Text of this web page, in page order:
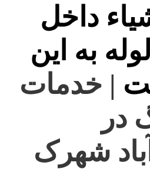
داخل
به این
| خدمات
در
شهرک